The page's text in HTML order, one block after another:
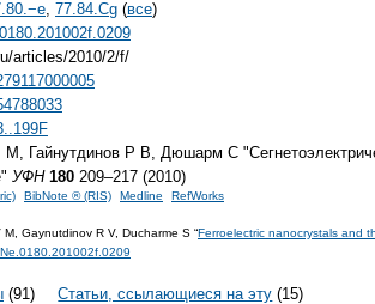
77.84.Cg (все)
articles/2010/2/f/
Гайнутдинов Р В, Дюшарм С
УФН 180 209–217 (2010)
BibNote ® (RIS) Medline RefWorks
M, Gaynutdinov R V, Ducharme S “Ferroelectric nanocrystals and
(91) Статьи, ссылающиеся на эту (15)